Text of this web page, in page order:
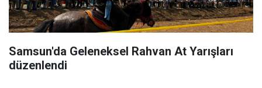
Samsun'da Geleneksel Rahvan At Yarışları
düzenlendi